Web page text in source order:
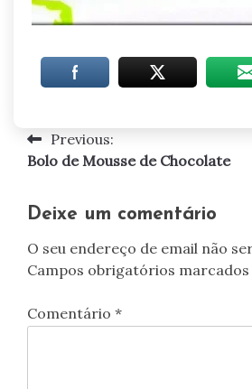
Navegação
artigos
Previous:
Bolo de Mousse de Chocolate
Deixe um comentário
O seu endereço de email não
Campos obrigatórios
Comentário *